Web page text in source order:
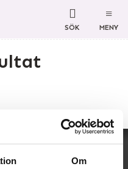
Om
SÖK MENY
66 60
toppen